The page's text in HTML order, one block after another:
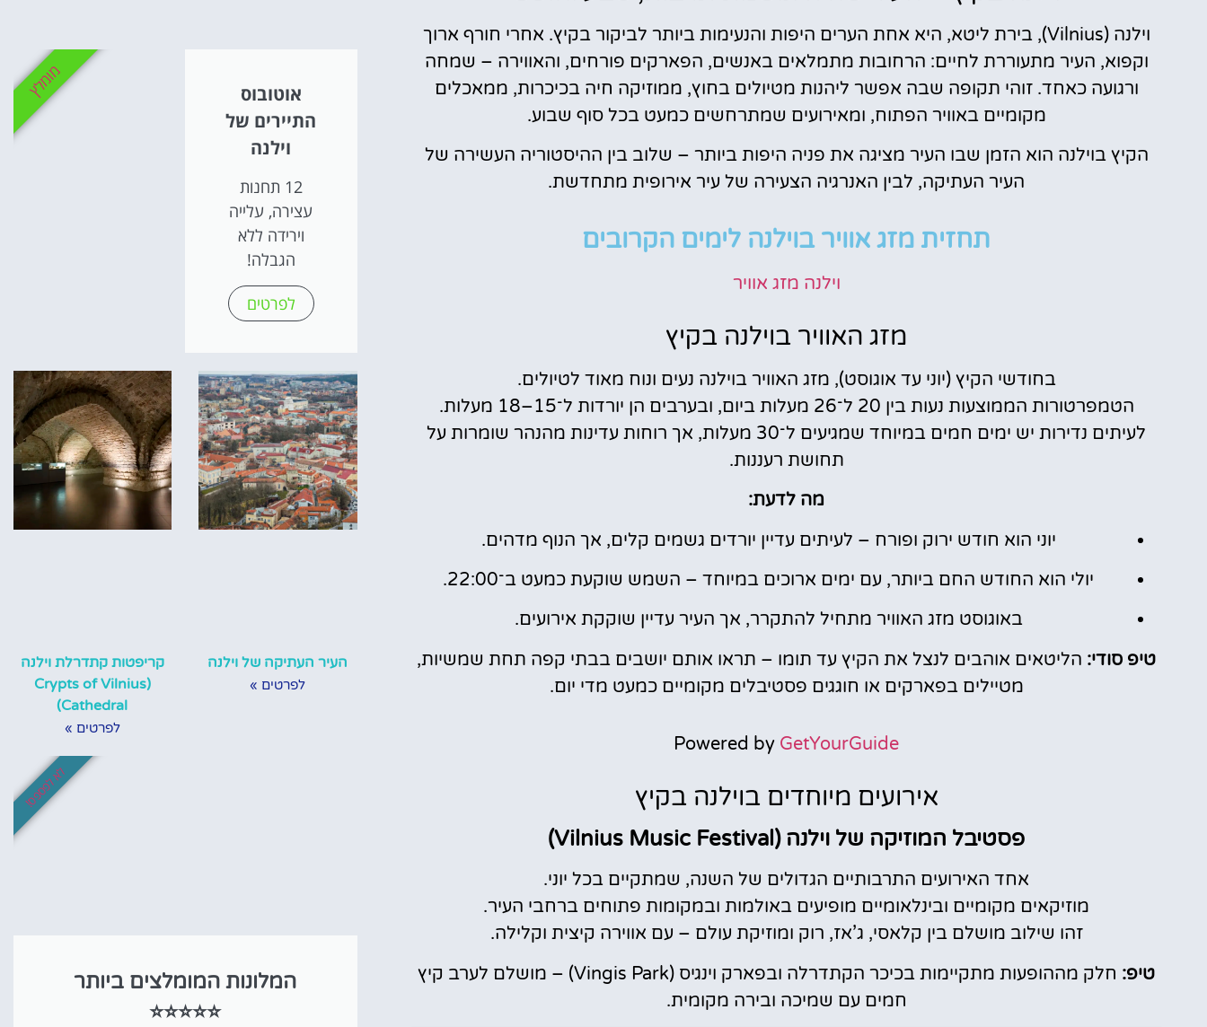
מציאת
טיסה זולה?
לחצו
פה!
מומלץ?
לחצו
פה!
הפעילויות השוות
לחצו פה!
וילנה (Vilnius), בירת ליטא, היא אחת הערים היפות והנעימות ביותר לביקור בקיץ. אחרי חורף ארוך
וקפוא, העיר מתעוררת לחיים: הרחובות מתמלאים באנשים, הפארקים פורחים, והאווירה – שמחה
ורגועה כאחד. זוהי תקופה שבה אפשר ליהנות מטיולים בחוץ, ממוזיקה חיה בכיכרות, ממאכלים
מקומיים באוויר הפתוח, ומאירועים שמתרחשים כמעט בכל סוף שבוע.
הקיץ בוילנה הוא הזמן שבו העיר מציגה את פניה היפות ביותר – שלוב בין ההיסטוריה העשירה של
העיר העתיקה, לבין האנרגיה הצעירה של עיר אירופית מתחדשת.
תחזית מזג אוויר בוילנה לימים הקרובים
וילנה מזג אוויר
מזג האוויר בוילנה בקיץ
בחודשי הקיץ (יוני עד אוגוסט), מזג האוויר בוילנה נעים ונוח מאוד לטיולים.
הטמפרטורות הממוצעות נעות בין 20 ל־26 מעלות ביום, ובערבים הן יורדות ל־15–18 מעלות.
לעיתים נדירות יש ימים חמים במיוחד שמגיעים ל־30 מעלות, אך רוחות עדינות מהנהר שומרות על
תחושת רעננות.
מה לדעת:
יוני הוא חודש ירוק ופורח – לעיתים עדיין יורדים גשמים קלים, אך הנוף מדהים.
יולי הוא החודש החם ביותר, עם ימים ארוכים במיוחד – השמש שוקעת כמעט ב־22:00.
באוגוסט מזג האוויר מתחיל להתקרר, אך העיר עדיין שוקקת אירועים.
טיפ סודי: הליטאים אוהבים לנצל את הקיץ עד תומו – תראו אותם יושבים בבתי קפה תחת שמשיות,
מטיילים בפארקים או חוגגים פסטיבלים מקומיים כמעט מדי יום.
Powered by GetYourGuide
אירועים מיוחדים בוילנה בקיץ
פסטיבל המוזיקה של וילנה (Vilnius Music Festival)
אחד האירועים התרבותיים הגדולים של השנה, שמתקיים בכל יוני.
מוזיקאים מקומיים ובינלאומיים מופיעים באולמות ובמקומות פתוחים ברחבי העיר.
זהו שילוב מושלם בין קלאסי, ג’אז, רוק ומוזיקת עולם – עם אווירה קיצית וקלילה.
טיפ:
חלק מההופעות מתקיימות בכיכר הקתדרלה ובפארק וינגיס (Vingis Park) – מושלם לערב קיץ
חמים עם שמיכה ובירה מקומית.
אוטובוס
התיירים של
וילנה
12 תחנות
עצירה, עלייה
וירידה ללא
הגבלה!
לפרטים
מומלץ
העיר העתיקה של וילנה
לפרטים »
קריפטות קתדרלת וילנה
(Crypts of Vilnius
Cathedral)
לפרטים »
המלונות המומלצים ביותר
⭐⭐⭐⭐⭐
לא לפספס!